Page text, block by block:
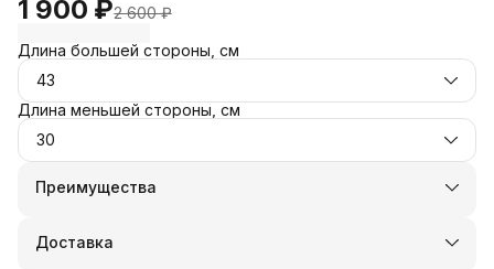
1 900 ₽2 600 ₽
Длина большей стороны, см
43
Длина меньшей стороны, см
30
Преимущества
Оплата частями в Сплит
Удобный возврат
Доставка